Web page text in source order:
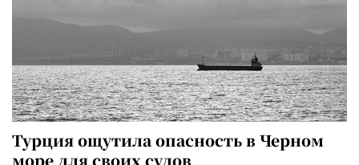
Турция ощутила опасность в Черном
море для своих судов